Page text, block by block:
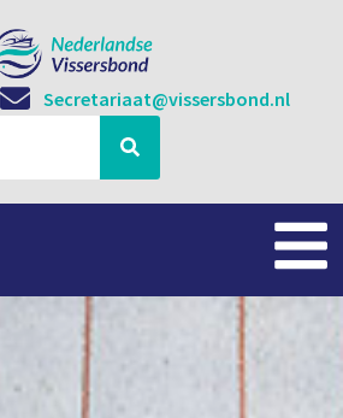
Secretariaat@vissersbond.nl